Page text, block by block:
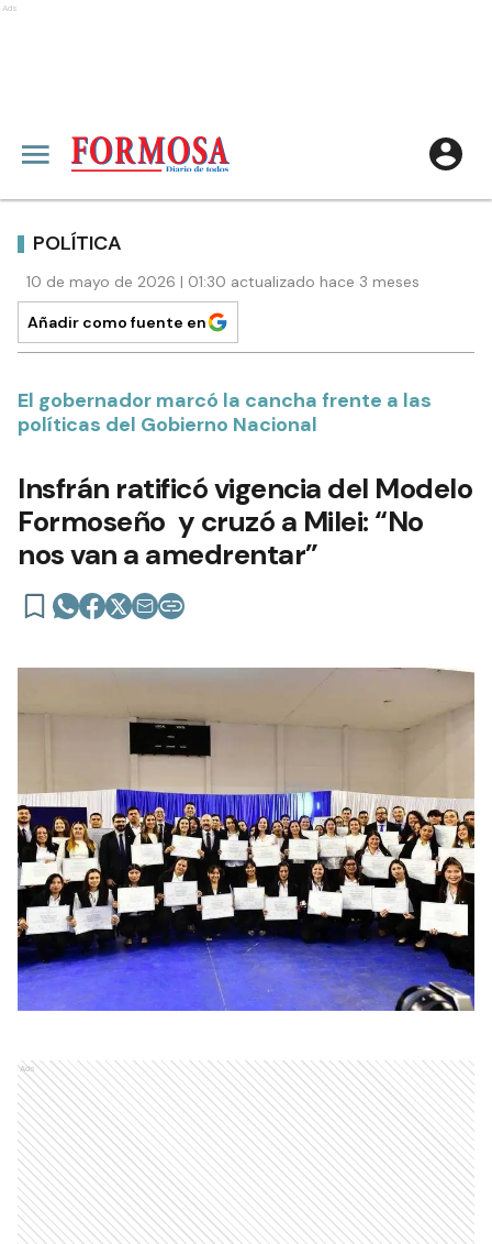
Ads
POLÍTICA
10 de mayo de 2026 | 01:30 actualizado hace 3 meses
Añadir como fuente en
El gobernador marcó la cancha frente a las
políticas del Gobierno Nacional
Insfrán ratificó vigencia del Modelo
Formoseño y cruzó a Milei: “No
nos van a amedrentar”
Ads